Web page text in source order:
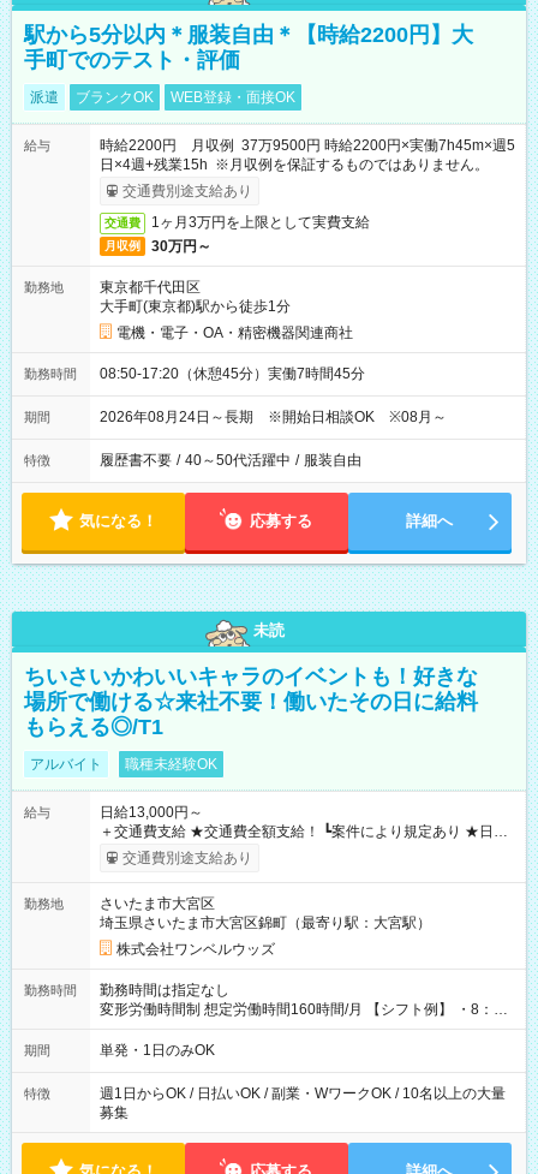
駅から5分以内＊服装自由＊【時給2200円】大
手町でのテスト・評価
派遣 ブランクOK WEB登録・面接OK
給与
時給2200円 月収例 37万9500円 時給2200円×実働7h45m×週5
日×4週+残業15h ※月収例を保証するものではありません。
交通費別途支給あり
交通費 1ヶ月3万円を上限として実費支給
月収例 30万円～
勤務地
東京都千代田区
大手町(東京都)駅から徒歩1分
電機・電子・OA・精密機器関連商社
勤務時間 08:50-17:20（休憩45分）実働7時間45分
期間 2026年08月24日～長期 ※開始日相談OK ※08月～
特徴 履歴書不要 / 40～50代活躍中 / 服装自由
気になる！ 応募する 詳細へ
未読
ちいさいかわいいキャラのイベントも！好きな
場所で働ける☆来社不要！働いたその日に給料
もらえる◎/T1
アルバイト 職種未経験OK
給与
日給13,000円～
＋交通費支給 ★交通費全額支給！ ┗案件により規定あり ★日払
いOK！（規定あり） ┗働いたその日に現金GET♪ お仕事後はコ
ンビニATMから 日払い分を引き落とせます！ 【試用期間】試
交通費別途支給あり
勤務地
さいたま市大宮区
埼玉県さいたま市大宮区錦町（最寄り駅：大宮駅）
株式会社ワンベルウッズ
勤務時間
勤務時間は指定なし
変形労働時間制 想定労働時間160時間/月 【シフト例】 ・8：00
～21：00
期間 単発・1日のみOK
特徴
週1日からOK / 日払いOK / 副業・WワークOK / 10名以上の大量
募集